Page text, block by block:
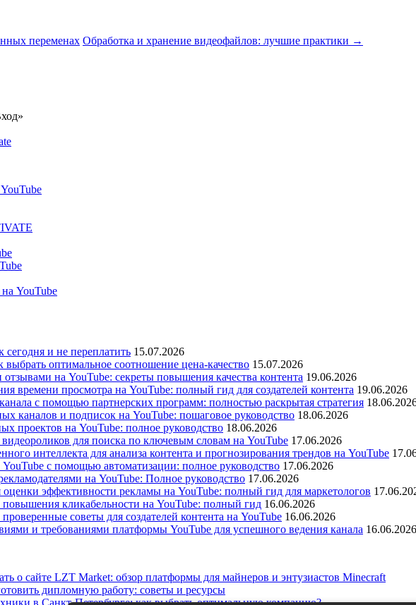
переменах Обработка и хранение видеофайлов: лучшие практики →
YouTube
и не переплатить 15.07.2026
оптимальное соотношение цена-качество 15.07.2026
на YouTube: секреты повышения качества контента 19.06.2026
времени просмотра на YouTube: полный гид для создателей контента 19.06.2026
с помощью партнерских программ: полностью раскрытая стратегия
каналов и подписок на YouTube: пошаговое руководство 18.06.2026
проектов на YouTube: полное руководство 18.06.2026
для поиска по ключевым словам на YouTube 17.06.2026
интеллекта для анализа контента и прогнозирования трендов на YouTube
с помощью автоматизации: полное руководство 17.06.2026
на YouTube: Полное руководство 17.06.2026
эффективности рекламы на YouTube: полный гид для маркетологов
повышения кликабельности на YouTube: полный гид 16.06.2026
советы для создателей контента на YouTube 16.06.2026
и требованиями платформы YouTube для успешного ведения канала 16.06.2026
о сайте LZT Market: обзор платформы для майнеров и энтузиастов Minecraft
дипломную работу: советы и ресурсы